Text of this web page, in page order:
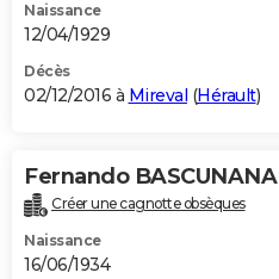
Naissance
12/04/1929
Décès
02/12/2016 à Mireval (Hérault)
Fernando BASCUNANA
Créer une cagnotte obsèques
Naissance
16/06/1934